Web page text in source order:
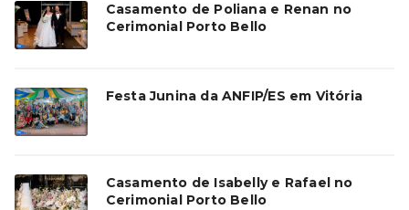
Casamento de Poliana e Renan no
Cerimonial Porto Bello
Festa Junina da ANFIP/ES em Vitória
Casamento de Isabelly e Rafael no
Cerimonial Porto Bello